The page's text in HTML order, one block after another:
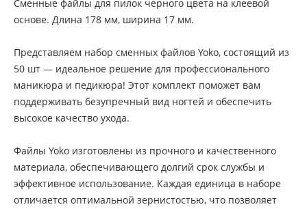
Сменные файлы для пилок черного цвета на клеевой
основе. Длина 178 мм, ширина 17 мм.
Представляем набор сменных файлов Yoko, состоящий из
50 шт — идеальное решение для профессионального
маникюра и педикюра! Этот комплект поможет вам
поддерживать безупречный вид ногтей и обеспечить
высокое качество ухода.
Файлы Yoko изготовлены из прочного и качественного
материала, обеспечивающего долгий срок службы и
эффективное использование. Каждая единица в наборе
отличается оптимальной зернистостью, что позволяет